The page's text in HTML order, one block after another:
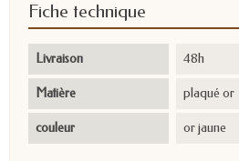
Fiche technique
Livraison 48h
Matière plaqué or
couleur or jaune